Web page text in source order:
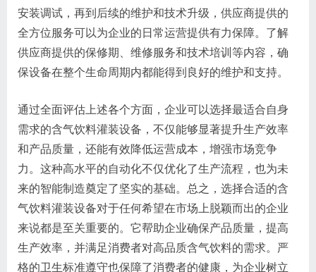
安装调试，再到后续的维护和技术升级，供应商提供的
全方位服务可以为企业的日常运营提供有力保障。了解
供应商提供的保修期、维修服务和技术培训等内容，确
保设备在整个生命周期内都能得到良好的维护和支持。
通过全面评估上述各个方面，企业可以选择最适合自身
需求的含气饮料灌装设备，不仅能够显著提升生产效率
和产品质量，还能有效降低运营成本，增强市场竞争
力。这种高水平的自动化不仅优化了生产流程，也为未
来的智能制造奠定了坚实的基础。总之，选择合适的含
气饮料灌装设备对于任何希望在市场上脱颖而出的企业
来说都是至关重要的。它帮助企业确保产品质量，提高
生产效率，并满足消费者对高品质含气饮料的需求。严
格的卫生标准遵守也保障了消费者的健康，为企业树立